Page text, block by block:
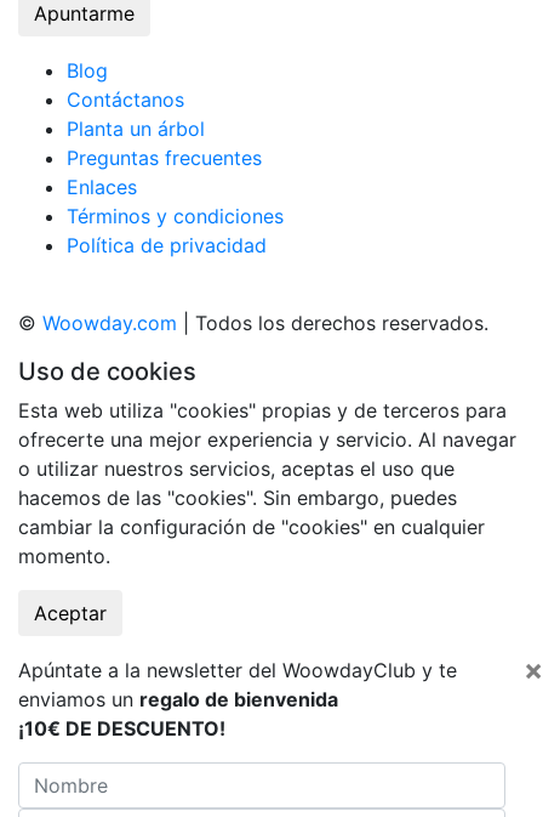
Apuntarme
Blog
Contáctanos
Planta un árbol
Preguntas frecuentes
Enlaces
Términos y condiciones
Política de privacidad
© Woowday.com | Todos los derechos reservados.
Uso de cookies
Esta web utiliza "cookies" propias y de terceros para
ofrecerte una mejor experiencia y servicio. Al navegar
o utilizar nuestros servicios, aceptas el uso que
hacemos de las "cookies". Sin embargo, puedes
cambiar la configuración de "cookies" en cualquier
momento.
Aceptar
×
Apúntate a la newsletter del WoowdayClub y te
enviamos un regalo de bienvenida
¡10€ DE DESCUENTO!